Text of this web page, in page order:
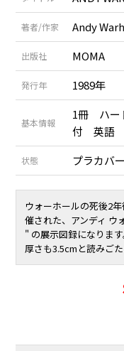
著者/作家 Andy
出版社 MOMA
発行年 1989年
基本情報
1冊 ハー
付 英語
状態 プラカバ
ウォーホールの死後2
催された、アンディ ウ
" の展示図録になりま
厚さも3.5cmと読みご